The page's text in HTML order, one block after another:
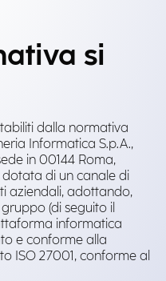
si
dalla normativa
Informatica S.p.A.,
in 00144 Roma,
dotata di un canale di
aziendali, adottando,
(di seguito il
informatica
e conforme alla
ISO 27001, conforme al